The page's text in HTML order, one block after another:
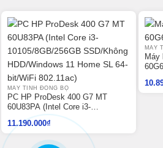
MÁY TÍNH ĐỒNG BỘ
PC HP ProDesk 400 G7 MT
60U83PA (Intel Core i3-
10105/8GB/256GB SSD/Không
HDD/Windows 11 Home SL 64-
bit/WiFi 802.11ac)
11.190.000₫
MÁY
Máy